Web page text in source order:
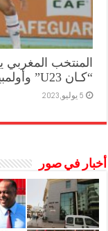
المنتخب المغربي
“كـان U23” وأولمبياد باريس
5 يوليو,2023
أخبار في صور